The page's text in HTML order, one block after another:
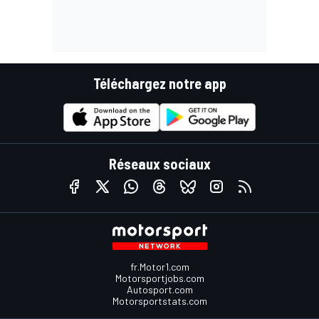
Téléchargez notre app
Réseaux sociaux
fr.Motor1.com
Motorsportjobs.com
Autosport.com
Motorsportstats.com